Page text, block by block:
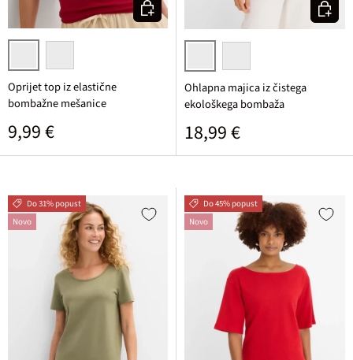
češnjevanaravno zelena
Oprijet top iz elastične
bombažne mešanice
Običajna cena
9,99 €
Izberi varianto
bela/pink/rumena potiskana
pink/rozasta/rumena
Ohlapna majica iz čistega
ekološkega bombaža
Običajna cena
18,99 €
Izberi
Do 31% popust
Novo
Do 45% popust
Novo